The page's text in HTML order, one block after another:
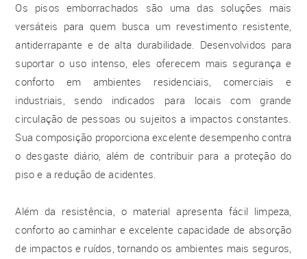
Os pisos emborrachados são uma das soluções mais
versáteis para quem busca um revestimento resistente,
antiderrapante e de alta durabilidade. Desenvolvidos para
suportar o uso intenso, eles oferecem mais segurança e
conforto em ambientes residenciais, comerciais e
industriais, sendo indicados para locais com grande
circulação de pessoas ou sujeitos a impactos constantes.
Sua composição proporciona excelente desempenho contra
o desgaste diário, além de contribuir para a proteção do
piso e a redução de acidentes.
Além da resistência, o material apresenta fácil limpeza,
conforto ao caminhar e excelente capacidade de absorção
de impactos e ruídos, tornando os ambientes mais seguros,